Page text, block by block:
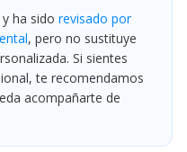
ha sido revisado por
, pero no sustituye
Si sientes
te recomendamos
acompañarte de